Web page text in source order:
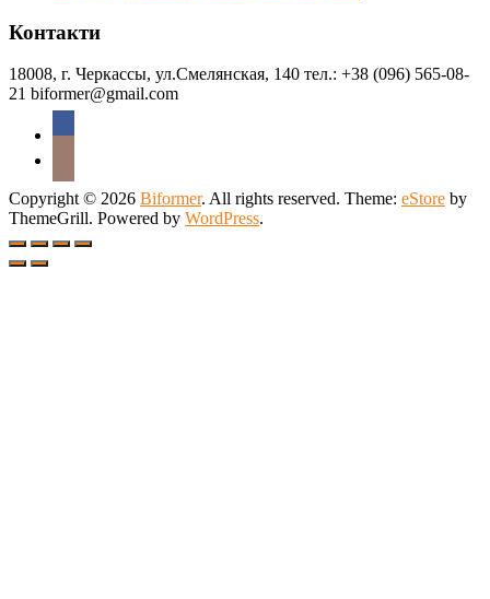
Контакти
18008, г. Черкассы, ул.Смелянская, 140 тел.: +38 (096) 565-08-
21 biformer@gmail.com
Copyright © 2026 Biformer. All rights reserved. Theme: eStore by
ThemeGrill. Powered by WordPress.